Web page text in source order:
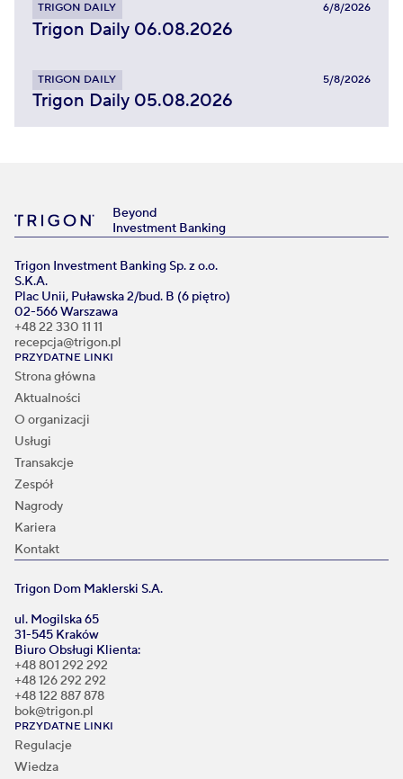
TRIGON DAILY 6/8/2026
Trigon Daily 06.08.2026
TRIGON DAILY 5/8/2026
Trigon Daily 05.08.2026
Beyond
Investment Banking
Trigon Investment Banking Sp. z o.o.
S.K.A.
Plac Unii, Puławska 2/bud. B (6 piętro)
02-566 Warszawa
+48 22 330 11 11
recepcja@trigon.pl
PRZYDATNE LINKI
Strona główna
Aktualności
O organizacji
Usługi
Transakcje
Zespół
Nagrody
Kariera
Kontakt
Trigon Dom Maklerski S.A.
ul. Mogilska 65
31-545 Kraków
Biuro Obsługi Klienta:
+48 801 292 292
+48 126 292 292
+48 122 887 878
bok@trigon.pl
PRZYDATNE LINKI
Regulacje
Wiedza